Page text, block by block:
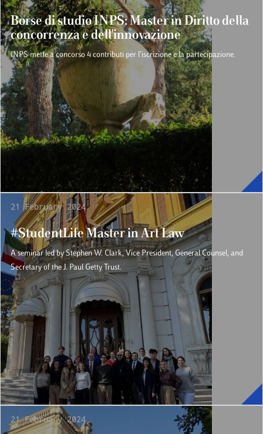
Borse di studio INPS: Master in Diritto della
concorrenza e dell'innovazione
INPS mette a concorso 4 contributi per l’iscrizione e la partecipazione.
21 February 2024
#StudentLife Master in Art Law
A seminar led by Stephen W. Clark, Vice President, General Counsel, and
Secretary of the J. Paul Getty Trust.
21 February 2024